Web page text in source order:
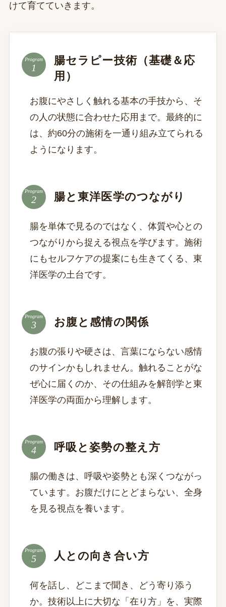
けて育てていきます。
Program
腸セラピー技術（基礎＆応
用）
お腹にやさしく触れる基本の手技から、そ
の人の状態に合わせた応用まで。最終的に
は、約60分の施術を一通り組み立てられる
ようになります。
Program 腸と東洋医学のつながり
腸を単体で見るのではなく、体質や心との
つながりから捉える視点を学びます。施術
にもセルフケアの提案にも生きてくる、東
洋医学の土台です。
Program お腹と感情の関係
お腹の張りや硬さは、言葉にならない感情
のサインかもしれません。触れることがな
ぜ心に届くのか、その仕組みを解剖学と東
洋医学の両面から理解します。
Program 呼吸と姿勢の整え方
腸の働きは、呼吸や姿勢とも深くつながっ
ています。お腹だけにとどまらない、全身
を見る視点を養います。
Program 人との向き合い方
何を話し、どこまで聞き、どう寄り添う
か。技術以上に大切な「在り方」を、実際